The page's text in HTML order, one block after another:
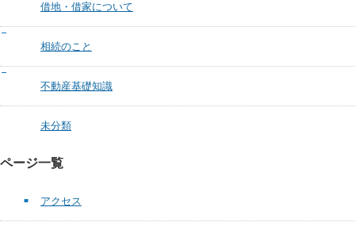
借地・借家について
相続のこと
不動産基礎知識
未分類
ページ一覧
アクセス